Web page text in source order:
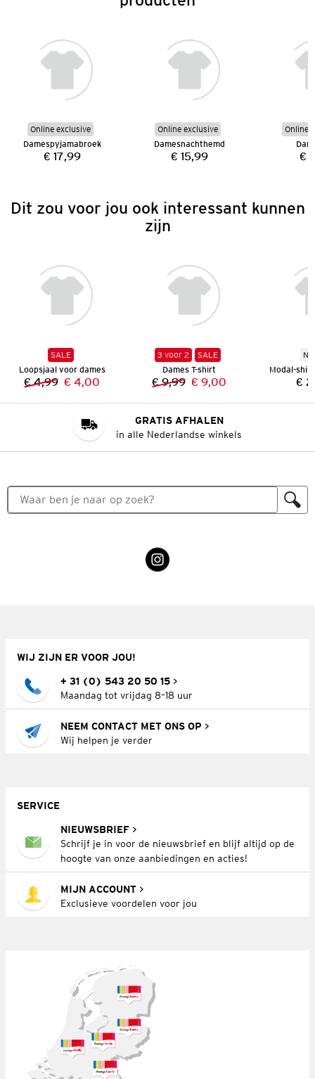
Online exclusive
Damespyjamabroek
Prijs:
€ 17,99
Online exclusive
Damesnachthemd
Prijs:
€ 15,99
Online
€
Dit zou voor jou ook interessant kunnen
zijn
SALE
Loopsjaal voor dames
Vorige prijs:
€ 4,99 Nieuwe prijs:
€ 4,00
3 voor 2
SALE
Dames T-shirt
Vorige prijs:
€ 9,99 Nieuwe prijs:
€ 9,00
Modal-
€
GRATIS AFHALEN
in alle Nederlandse winkels
WIJ ZIJN ER VOOR JOU!
+ 31 (0) 543 20 50 15
Maandag tot vrijdag 8–18 uur
NEEM CONTACT MET ONS OP
Wij helpen je verder
SERVICE
NIEUWSBRIEF
Schrijf je in voor de nieuwsbrief en blijf altijd op de
hoogte van onze aanbiedingen en acties!
MIJN ACCOUNT
Exclusieve voordelen voor jou